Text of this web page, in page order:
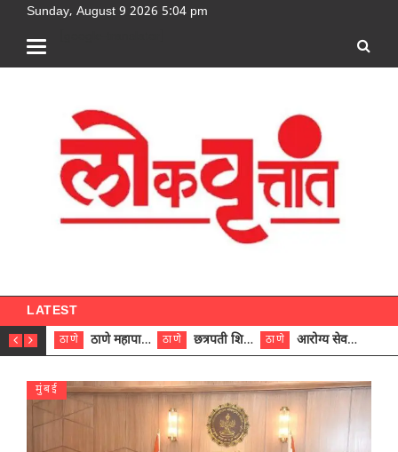
Sunday, August 9 2026 5:04 pm
LATEST
ठाणे ठाणे महापालिकेच्या नऊ प्रभाग समित्यांवर अध्यक्ष विराजमान ठाणे छत्रपती शिवाजी महाराज रुग्णालयात दुर्मिळ ट्युमरची यशस्वी शस्त्रक्रिया ठाणे आरोग्य सेवक (पुरुष) पदावरून ११ कर्मचाऱ्यांना आरोग्य सहाय्यक (पुरुष) पदावर पदोन्नती; मुख्य कार्यकारी अधिकारी रणजित यादव यांच्या हस्ते आदेश वितरण
मुंबई